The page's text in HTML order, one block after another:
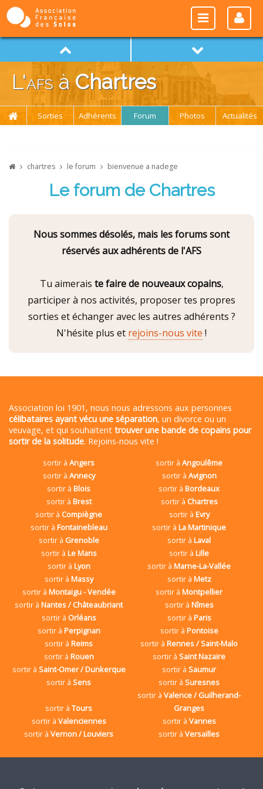
L'afsàChartres
Sorties Adhérents Forum Photos Actualités
chartres le forum bienvenue a nadege
Le forum de Chartres
Nous sommes désolés, mais les forums sont
réservés aux adhérents de l'AFS
Tu aimerais te faire de nouveaux copains,
participer à nos activités, proposer tes propres
sorties et échanger avec les autres adhérents ?
N'hésite plus et rejoins-nous vite !
Association loi 1901, nous nous adressons aux personnes
célibataires ayant vécu une séparation, un divorce ou un
veuvage, et qui souhaitent trouver une bande de copains pour
sortir de la solitude. Rejoins-nous vite !
sortir àAngers sortir àAngoulême
sortir à Annecy sortir à Avignon
sortir àBlois sortir àBordeaux
sortir à Brest sortir à Chartres
sortir à Compiègne sortir à Evry
sortir à Fontainebleau sortir àLa Martinique
sortir à Grenoble sortir àLaval
sortir à Le Mans sortir àLille
sortir à Lyon sortir àMarne-La-Vallée
sortir à Massy sortir à Metz
sortir à Montaigu - Vendée sortir àMontpellier
sortir àNantes / Châteaubriant sortir à Nîmes
sortir à Orléans sortir à Paris
sortir à Perpignan sortir à Pontoise
sortir àReims sortir àRennes / Saint-Malo
sortir à Rouen sortir àSaint Nazaire
sortir à Saint-Omer / Dunkerque sortir àSaumur
sortir àSens sortir àSuresnes
sortir àTours
sortir àValence / Guilherand-
Granges
sortir à Valenciennes sortir à Vannes
sortir àVernon / Louviers sortir àVersailles